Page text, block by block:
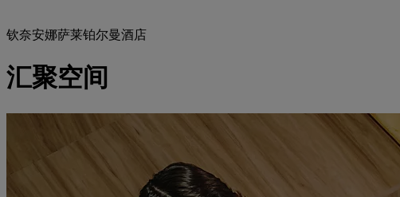
钦奈安娜萨莱铂尔曼酒店
汇聚空间